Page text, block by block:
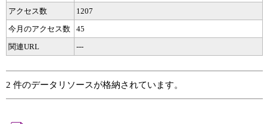
アクセス数
1207
今月のアクセス数
45
関連URL
---
2 件のデータリソースが格納されています。